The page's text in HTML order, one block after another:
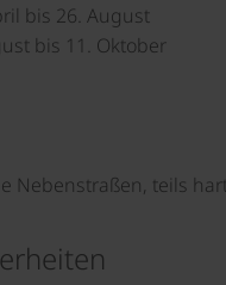
bis 26. August
bis 11. Oktober
Nebenstraßen, teils